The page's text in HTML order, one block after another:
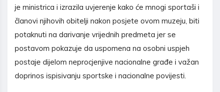
je ministrica i izrazila uvjerenje kako će mnogi sportaši i
članovi njihovih obitelji nakon posjete ovom muzeju, biti
potaknuti na darivanje vrijednih predmeta jer se
postavom pokazuje da uspomena na osobni uspjeh
postaje dijelom neprocjenjive nacionalne građe i važan
doprinos ispisivanju sportske i nacionalne povijesti.